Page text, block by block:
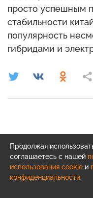
просто успешным
стабильности
популярность
гибридами и
Продолжая
соглашаетесь с нашей
использования cookie и
конфиденциальности.